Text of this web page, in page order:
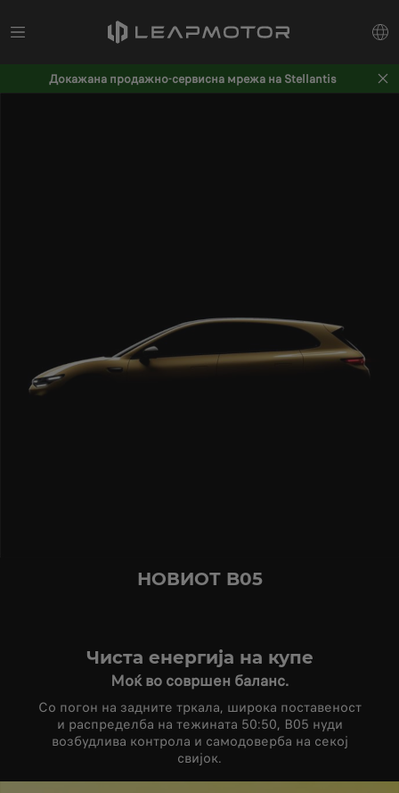
Докажана продажно-сервисна мрежа на Stellantis
НОВИОТ B05
Чиста енергија на купе
Моќ во совршен баланс.
Со погон на задните тркала, широка поставеност
и распределба на тежината 50:50, B05 нуди
возбудлива контрола и самодоверба на секој
свијок.